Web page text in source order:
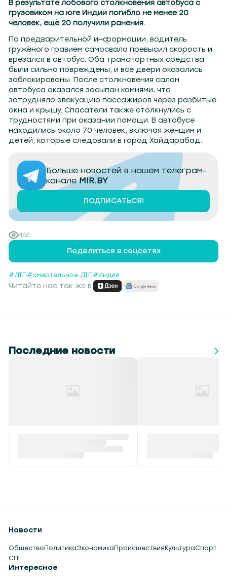
В результате лобового столкновения автобуса с
грузовиком на юге Индии погибло не менее 20
человек, ещё 20 получили ранения.
По предварительной информации, водитель
гружёного гравием самосвала превысил скорость и
врезался в автобус. Оба транспортных средства
были сильно повреждены, и все двери оказались
заблокированы. После столкновения салон
автобуса оказался засыпан камнями, что
затрудняло эвакуацию пассажиров через разбитые
окна и крышу. Спасатели также столкнулись с
трудностями при оказании помощи. В автобусе
находились около 70 человек, включая женщин и
детей, которые следовали в город Хайдарабад.
Больше новостей в нашем телеграм-
каналеMIR.BY
ПОДПИСАТЬСЯ!
468
Поделиться в соцсетях
#ДТП#смертельное ДТП#Индия
Читайте нас так же в:
Последние новости
Новости
ОбществоПолитикаЭкономикаПроисшествияКультураСпорт
СНГ
Интересное